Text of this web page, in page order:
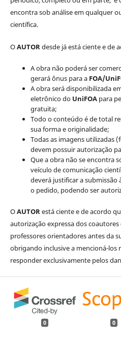
encontra sob análise em qualquer
científica.
OAUTORdesde já está ciente e de
A obra não poderá ser
gerará ônus para a FOA/
A obra será disponibilizada
eletrônico do UniFOApara
gratuita;
Todo o conteúdo é de total
sua forma e originalidade;
Todas as imagens utilizadas
devem possuir autorização
Que a obra não se encontra
veículo de comunicação
deverá justificar a submissão
o pedido, podendo ser
OAUTORestá ciente e de acordo
autorização expressa dos
professores orientadores antes da
obrigando inclusive a mencioná-los
responder exclusivamente pelos
0 0